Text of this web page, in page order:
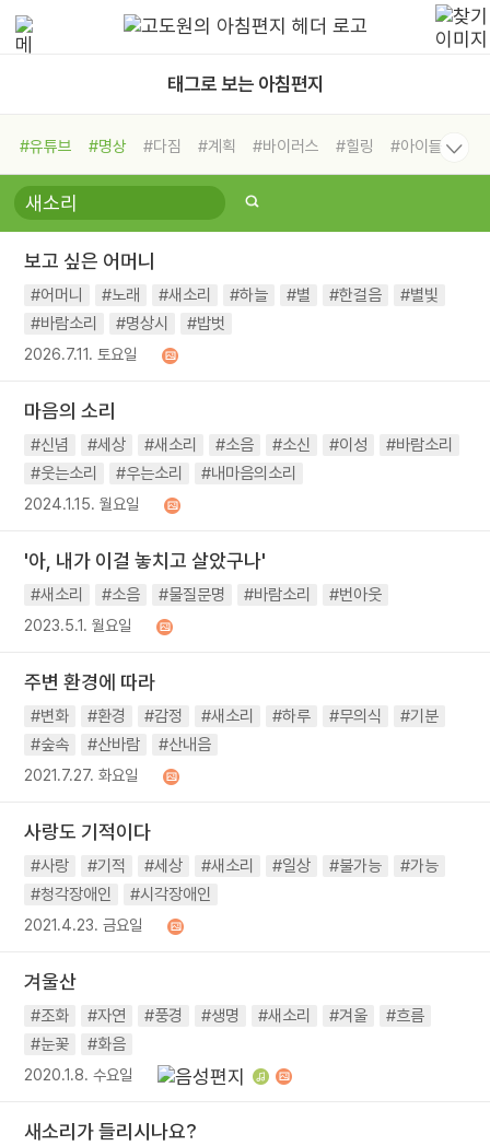
태그로 보는 아침편지
#유튜브 #명상 #다짐 #계획 #바이러스 #힐링
#아이들
#비전캠프
#독서캠프 #삶
#희망
#나눔 #친구 #링컨학교
#독서
#건강 #면역력
보고 싶은 어머니
#어머니 #노래 #새소리 #하늘 #별 #한걸음
#별빛
#바람소리
#명상시 #밥벗
2026.7.11. 토요일
마음의 소리
#신념 #세상 #새소리 #소음 #소신 #이성
#바람소리
#웃는소리
#우는소리 #내마음의소리
2024.1.15. 월요일
'아, 내가 이걸 놓치고 살았구나'
#새소리 #소음 #물질문명 #바람소리 #번아웃
2023.5.1. 월요일
주변 환경에 따라
#변화 #환경 #감정 #새소리 #하루 #무의식
#기분
#숲속
#산바람 #산내음
2021.7.27. 화요일
사랑도 기적이다
#사랑 #기적 #세상 #새소리 #일상 #불가능
#가능
#청각장애인
#시각장애인
2021.4.23. 금요일
겨울산
#조화 #자연 #풍경 #생명 #새소리 #겨울
#흐름
#눈꽃
#화음
2020.1.8. 수요일
새소리가 들리시나요?